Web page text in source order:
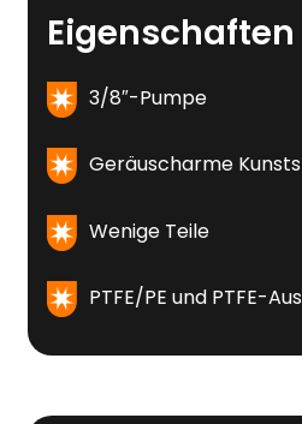
Eigenschaften
3/8″-Pumpe
Geräuscharme
Wenige Teile
PTFE/PE und PTFE-